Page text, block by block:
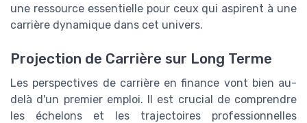
une ressource essentielle pour ceux qui aspirent à une
carrière dynamique dans cet univers.
Projection de Carrière sur Long Terme
Les perspectives de carrière en finance vont bien au-
delà d'un premier emploi. Il est crucial de comprendre
les échelons et les trajectoires professionnelles